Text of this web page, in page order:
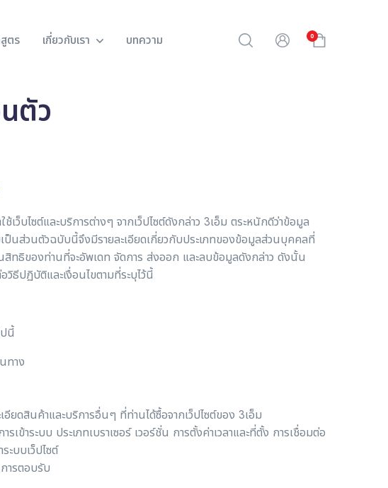
ตร เกี่ยวกับเรา บทความ 0
ตัว
เว็บไซต์และบริการต่างๆ จากเว็ปไซต์ดังกล่าว 3เอ็ม ตระหนักดีว่าข้อมูล
นส่วนตัวฉบับนี้จึงมีรายละเอียดเกี่ยวกับประเภทของข้อมูลส่วนบุคคลที่
ทธิของท่านที่จะอัพเดท จัดการ ส่งออก และลบข้อมูลดังกล่าว ดังนั้น
วิธีปฏิบัติและเงื่อนไขตามที่ระบุไว้นี้
นี้
ทาง
ยดสินค้าและบริการอื่นๆ ที่ท่านได้ซื้อจากเว็ปไซต์ของ 3เอ็ม
าระบบ ประเภทเบราเซอร์ เวอร์ชั่น การตั้งค่าเวลาและที่ตั้ง การเชื่อมต่อ
ะบบเว็ปไซต์
ารตอบรับ